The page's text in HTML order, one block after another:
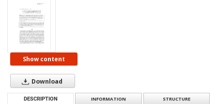
Show content
Download
DESCRIPTION INFORMATION STRUCTURE